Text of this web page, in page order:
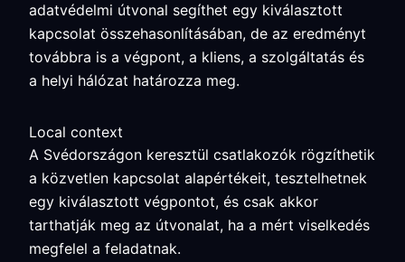
adatvédelmi útvonal segíthet egy kiválasztott
kapcsolat összehasonlításában, de az eredményt
továbbra is a végpont, a kliens, a szolgáltatás és
a helyi hálózat határozza meg.
Local context
A Svédországon keresztül csatlakozók rögzíthetik
a közvetlen kapcsolat alapértékeit, tesztelhetnek
egy kiválasztott végpontot, és csak akkor
tarthatják meg az útvonalat, ha a mért viselkedés
megfelel a feladatnak.